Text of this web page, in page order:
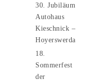
30. Jubiläum
Autohaus
Kieschnick –
Hoyerswerda
18.
Sommerfest
der